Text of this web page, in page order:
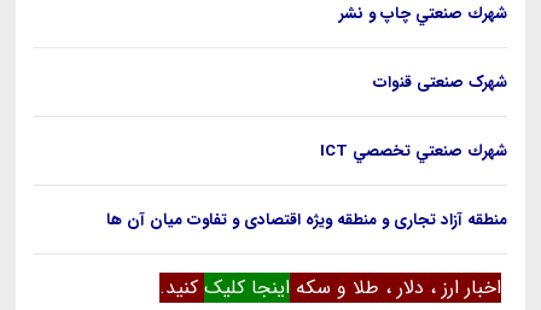
شهرك صنعتي چاپ و نشر
شهرک صنعتی قنوات
شهرك صنعتي تخصصي ICT
منطقه آزاد تجاری و منطقه ویژه اقتصادی و تفاوت میان آن ها
اخبار ارز ، دلار ، طلا و سکه اینجا کلیک کنید.